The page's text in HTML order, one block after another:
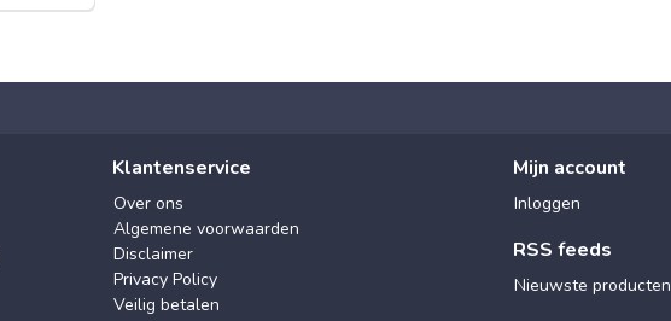
Klantenservice
Over ons
Algemene voorwaarden
Disclaimer
Privacy Policy
Veilig betalen
Mijn account
Inloggen
RSS feeds
Nieuwste producten